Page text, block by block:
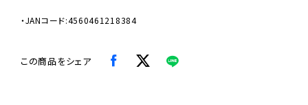
・JANコード:4560461218384
この商品をシェア